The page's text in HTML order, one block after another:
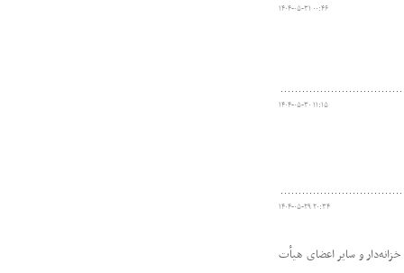
۱۴۰۴-۰۵-۳۱ ۰۰:۴۶
۱۴۰۴-۰۵-۳۰ ۱۱:۱۵
۱۴۰۴-۰۵-۲۹ ۲۰:۳۴
و سایر اعضای هیأت